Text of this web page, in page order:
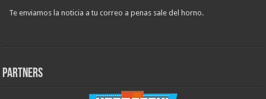
Te enviamos la noticia a tu correo a penas sale del horno.
Partners